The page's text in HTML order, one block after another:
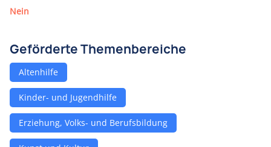
Nein
Geförderte Themenbereiche
Altenhilfe
Kinder- und Jugendhilfe
Erziehung, Volks- und Berufsbildung